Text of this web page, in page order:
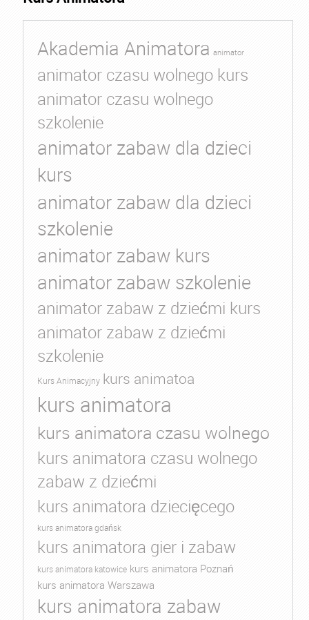
Akademia Animatora animator
animator czasu wolnego kurs
animator czasu wolnego
szkolenie
animator zabaw dla dzieci
kurs
animator zabaw dla dzieci
szkolenie
animator zabaw kurs
animator zabaw szkolenie
animator zabaw z dziećmi kurs
animator zabaw z dziećmi
szkolenie
Kurs Animacyjny kurs animatoa
kurs animatora
kurs animatora czasu wolnego
kurs animatora czasu wolnego
zabaw z dziećmi
kurs animatora dziecięcego
kurs animatora gdańsk
kurs animatora gier i zabaw
kurs animatora katowice kurs animatora Poznań
kurs animatora Warszawa
kurs animatora zabaw